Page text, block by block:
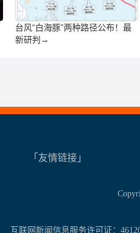
台风“白海豚”两种路径公布！最
新研判→
「友情链接」
互联网新闻信息服务许可证：